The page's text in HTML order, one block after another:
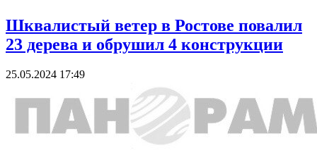
Шквалистый ветер в Ростове повалил
23 дерева и обрушил 4 конструкции
25.05.2024 17:49